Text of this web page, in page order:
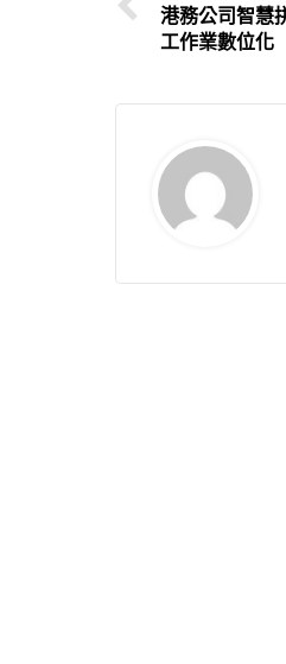
港務公司智慧
工作業數位化